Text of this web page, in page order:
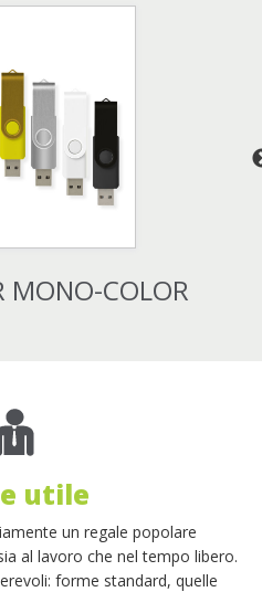
MONO-COLOR
utile
un regale popolare
al lavoro che nel tempo libero.
forme standard, quelle